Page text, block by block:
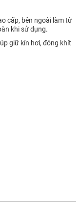
cấp, bên ngoài làm từ
khi sử dụng.
giữ kín hơi, đóng khít